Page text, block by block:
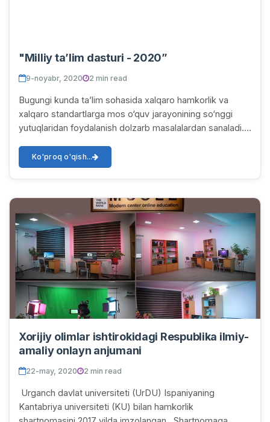
"Milliy ta’lim dasturi - 2020”
9-noyabr, 2020 2 min read
Bugungi kunda ta’lim sohasida xalqaro hamkorlik va
xalqaro standartlarga mos o‘quv jarayonining so‘nggi
yutuqlaridan foydalanish dolzarb masalalardan sanaladi.
Ko'proq o'qish...
Xorijiy olimlar ishtirokidagi Respublika ilmiy-
amaliy onlayn anjumani
22-may, 2020 2 min read
Urganch davlat universiteti (UrDU) Ispaniyaning
Kantabriya universiteti (KU) bilan hamkorlik